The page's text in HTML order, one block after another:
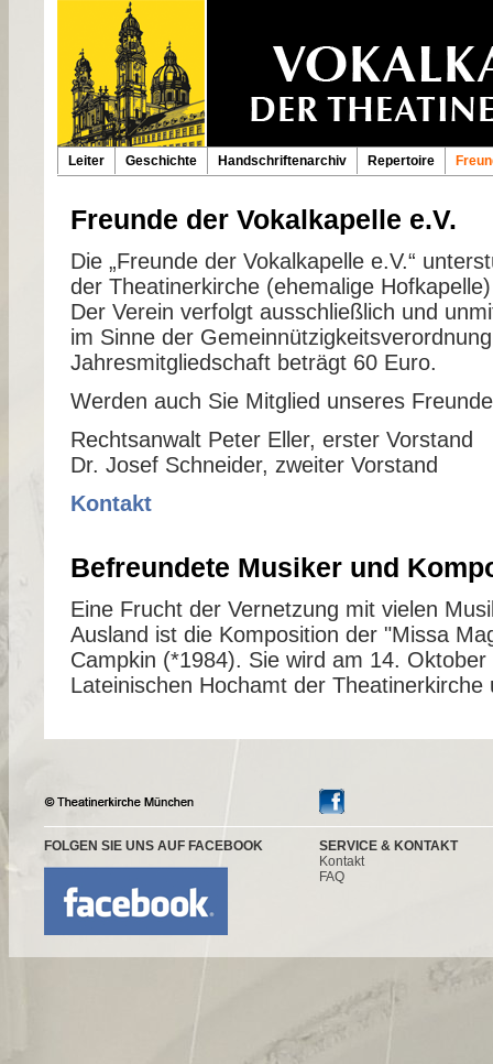
Leiter Geschichte Handschriftenarchiv Repertoire
Freunde der Vokalkapelle e.V.
Die „Freunde der Vokalkapelle e.V.“
der Theatinerkirche (ehemalige
Der Verein verfolgt ausschließlich und
im Sinne der
Jahresmitgliedschaft beträgt 60 Euro.
Werden auch Sie Mitglied unseres
Rechtsanwalt Peter Eller, erster Vorstand
Dr. Josef Schneider, zweiter Vorstand
Kontakt
Befreundete Musiker und
Eine Frucht der Vernetzung mit vielen
Ausland ist die Komposition der "Missa
Campkin (*1984). Sie wird am 14.
Lateinischen Hochamt der Theatinerkirche
FOLGEN SIE UNS AUF FACEBOOK
SERVICE & KONTAKT
Kontakt
FAQ